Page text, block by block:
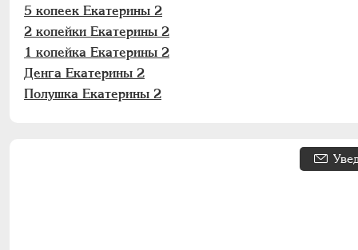
5 копеек Екатерины 2
2 копейки Екатерины 2
1 копейка Екатерины 2
Денга Екатерины 2
Полушка Екатерины 2